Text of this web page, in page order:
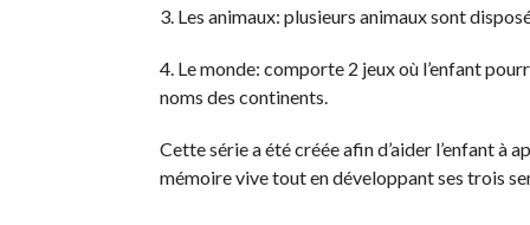
3. Les animaux: plusieurs animaux sont
4. Le monde: comporte 2 jeux où l’enfant
noms des continents.
Cette série a été créée afin d’aider l’enfant à
mémoire vive tout en développant ses trois